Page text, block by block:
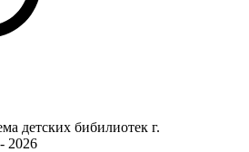
детских бибилиотек г.
2026